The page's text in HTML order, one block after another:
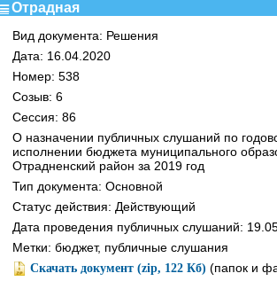
Отрадная
Вид документа: Решения
Дата: 16.04.2020
Номер: 538
Созыв: 6
Сессия: 86
О назначении публичных слушаний по
исполнении бюджета муниципального
Отрадненский район за 2019 год
Тип документа: Основной
Статус действия: Действующий
Дата проведения публичных слушаний:
Метки: бюджет, публичные слушания
Скачать документ (zip, 122 Кб) (папок и